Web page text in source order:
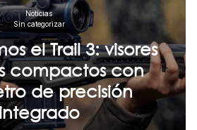
Noticias
Sin categorizar
el Trail 3: visores
compactos con
de precisión
integrado